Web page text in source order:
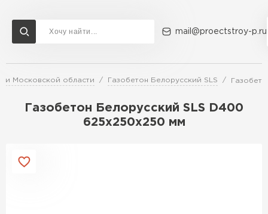
mail@proectstroy-p.ru
и Московской области Газобетон Белорусский SLS
Газобетон Белорусский SLS D400
625х250х250 мм
Доставка и оплата Акции О компании Контакты
Перейти в каталог
Газобетон Бонолит